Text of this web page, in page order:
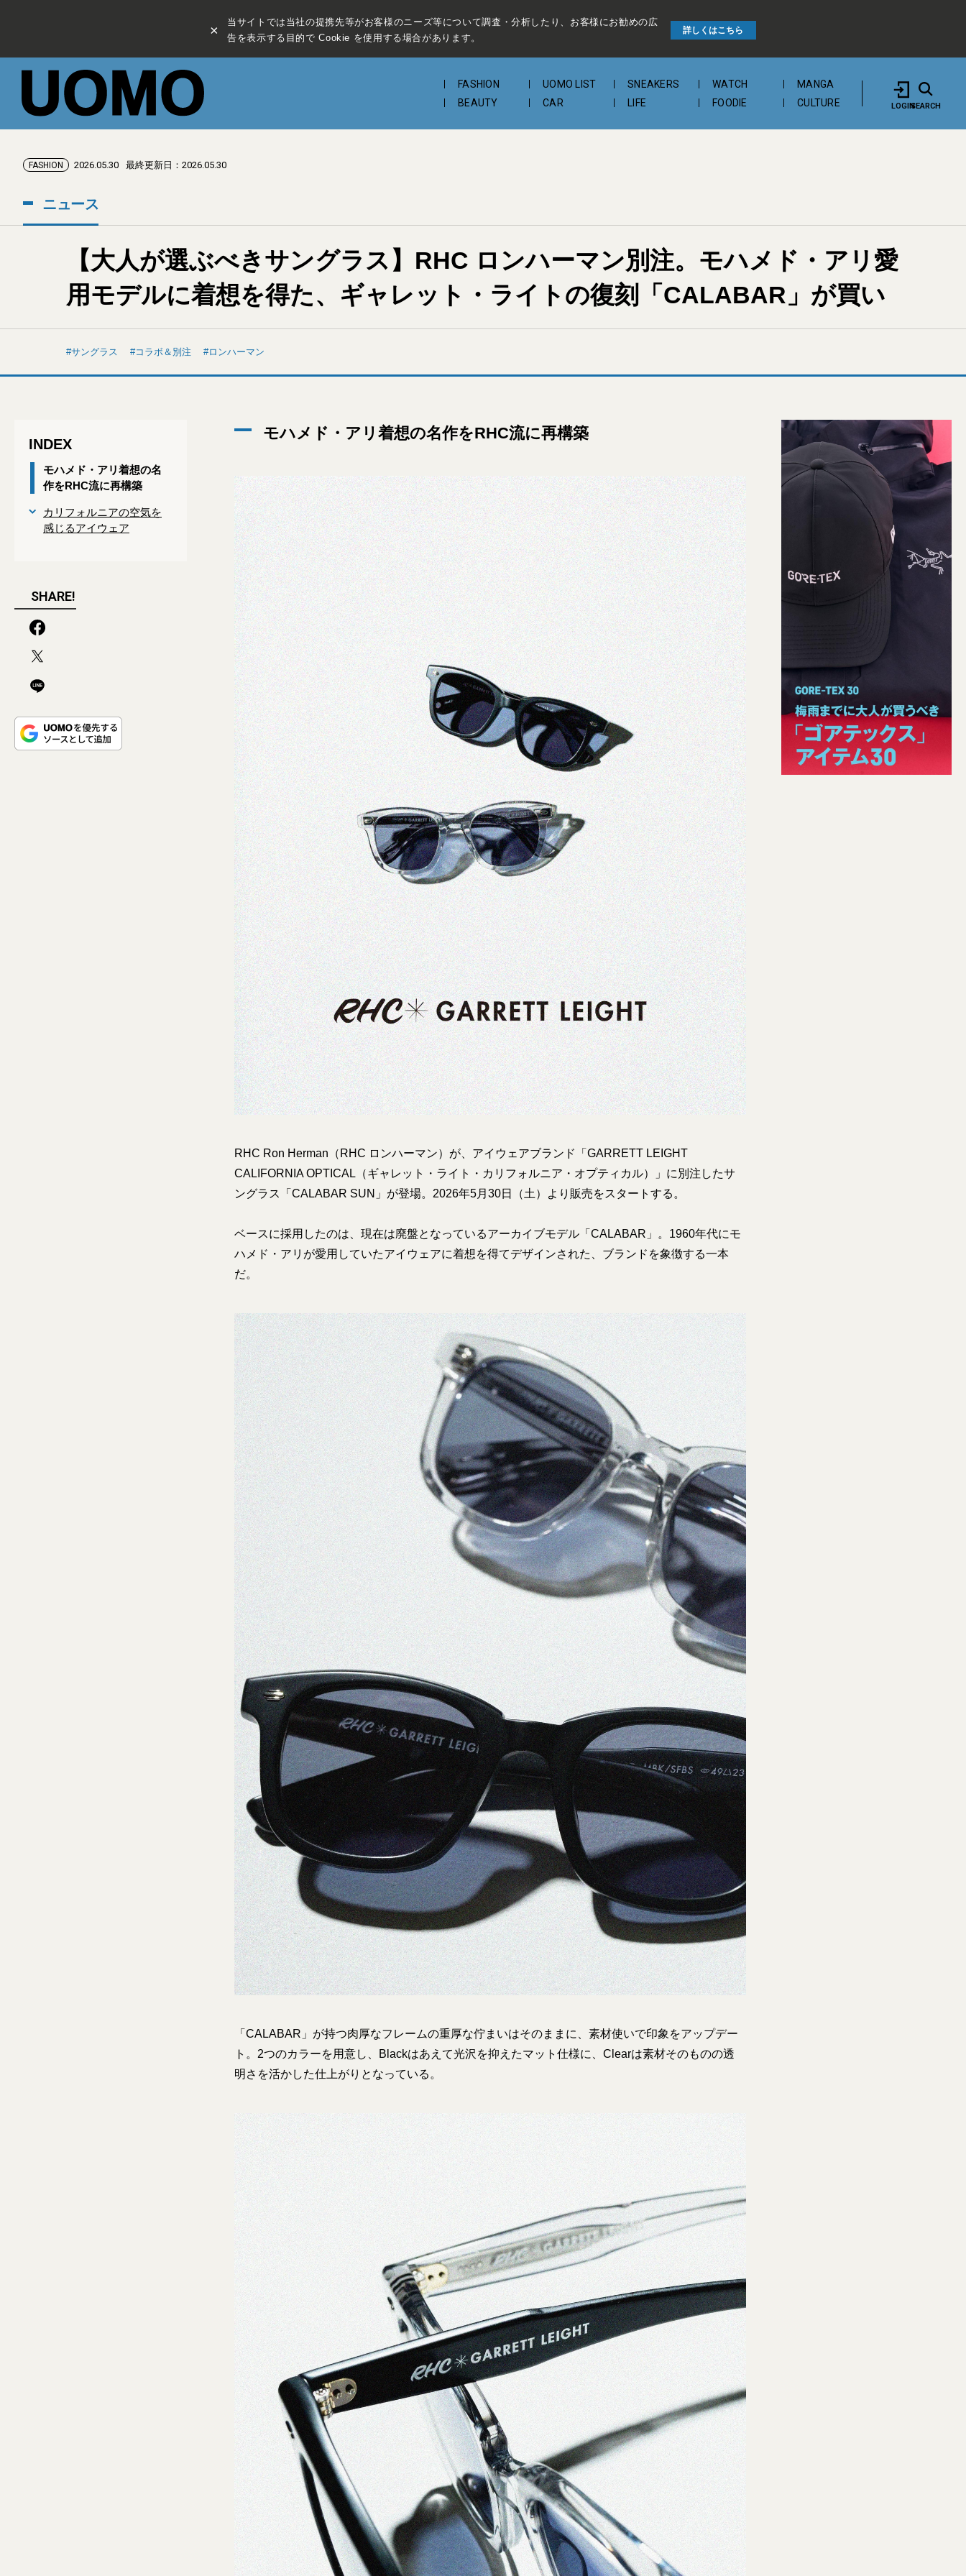
×
当サイトでは当社の提携先等がお客様のニーズ等について調査・分析したり、お客様にお勧めの広
告を表示する目的で Cookie を使用する場合があります。
詳しくはこちら
FASHION UOMO LIST SNEAKERS WATCH
MANGA
BEAUTY
CAR LIFE FOODIE CULTURE LOGINSEARCH
FASHION 2026.05.30 最終更新日：2026.05.30
ニュース
【大人が選ぶべきサングラス】RHC ロンハーマン別注。モハメド・アリ愛
用モデルに着想を得た、ギャレット・ライトの復刻「CALABAR」が買い
サングラス コラボ＆別注 ロンハーマン
INDEX
モハメド・アリ着想の名
作をRHC流に再構築
カリフォルニアの空気を
感じるアイウェア
SHARE!
モハメド・アリ着想の名作をRHC流に再構築
RHC Ron Herman（RHC ロンハーマン）が、アイウェアブランド「GARRETT LEIGHT
CALIFORNIA OPTICAL（ギャレット・ライト・カリフォルニア・オプティカル）」に別注したサ
ングラス「CALABAR SUN」が登場。2026年5月30日（土）より販売をスタートする。
ベースに採用したのは、現在は廃盤となっているアーカイブモデル「CALABAR」。1960年代にモ
ハメド・アリが愛用していたアイウェアに着想を得てデザインされた、ブランドを象徴する一本
だ。
「CALABAR」が持つ肉厚なフレームの重厚な佇まいはそのままに、素材使いで印象をアップデー
ト。2つのカラーを用意し、Blackはあえて光沢を抑えたマット仕様に、Clearは素材そのものの透
明さを活かした仕上がりとなっている。